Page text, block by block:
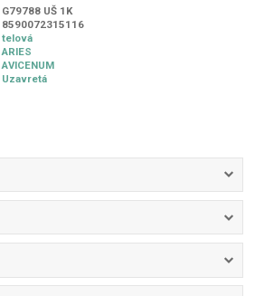
G79788 UŠ 1K
8590072315116
telová
ARIES
AVICENUM
Uzavretá